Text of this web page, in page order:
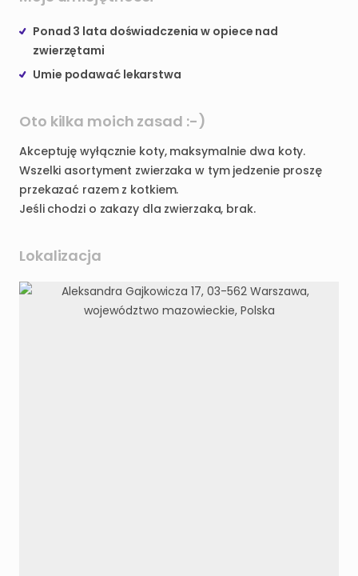
Ponad 3 lata doświadczenia w opiece nad
zwierzętami
Umie podawać lekarstwa
Oto kilka moich zasad :-)
Akceptuję wyłącznie koty, maksymalnie dwa koty.
Wszelki asortyment zwierzaka w tym jedzenie proszę
przekazać razem z kotkiem.
Jeśli chodzi o zakazy dla zwierzaka, brak.
Lokalizacja